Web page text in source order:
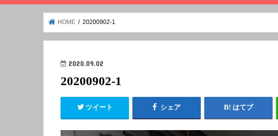
HOME 20200902-1
2020.09.02
20200902-1
ツイート シェア はてブ